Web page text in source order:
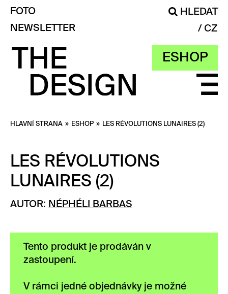
ESHOP
FOTO
HLEDAT
NEWSLETTER
CZ
HLAVNÍ STRANA » ESHOP » LES RÉVOLUTIONS LUNAIRES (2)
LES RÉVOLUTIONS
LUNAIRES (2)
AUTOR: NÉPHÉLI BARBAS
Tento produkt je prodáván v
zastoupení.
V rámci jedné objednávky je možné